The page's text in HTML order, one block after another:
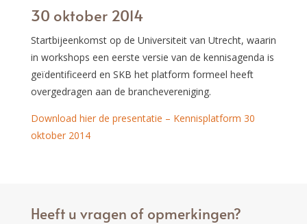
30 oktober 2014
Startbijeenkomst op de Universiteit van Utrecht, waarin
in workshops een eerste versie van de kennisagenda is
geïdentificeerd en SKB het platform formeel heeft
overgedragen aan de branchevereniging.
Download hier de presentatie – Kennisplatform 30
oktober 2014
Heeft u vragen of opmerkingen?